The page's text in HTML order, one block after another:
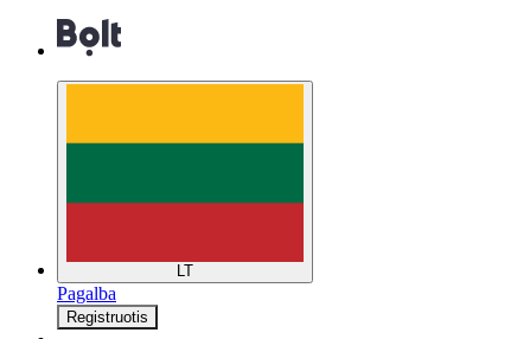
LT
Pagalba
Registruotis